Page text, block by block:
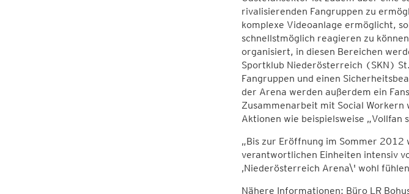
rivalisierenden Fangruppen zu
komplexe Videoanlage ermöglicht,
schnellstmöglich reagieren zu
organisiert, in diesen Bereichen
Sportklub Niederösterreich (SKN)
Fangruppen und einen
der Arena werden außerdem ein
Zusammenarbeit mit Social
Aktionen wie beispielsweise
„Bis zur Eröffnung im Sommer
verantwortlichen Einheiten intensiv
‚Niederösterreich Arena\' wohl
Nähere Informationen: Büro LR